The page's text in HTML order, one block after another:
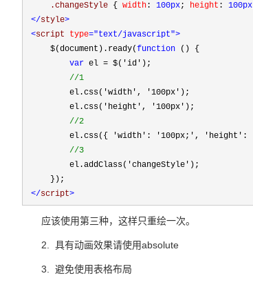
     .changeStyle
{ width : 100px; height : 100px
</style>
<script type="text/javascript">
     $(document).ready(
function () {
var el = $( 'id ' );
//1
         el.css(
'width ' , '100px ' );
         el.css(
' height ' , '100px ' );
//2
         el.css({
'width ' : '100px; ' , ' height ' :
//3
         el.addClass(
'changeStyle ' );
     });
</script>
应该使用第三种，这样只重绘一次。
2. 具有动画效果请使用absolute
3. 避免使用表格布局